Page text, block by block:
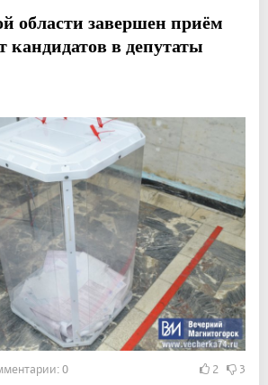
области завершен приём
кандидатов в депутаты
0 2 3